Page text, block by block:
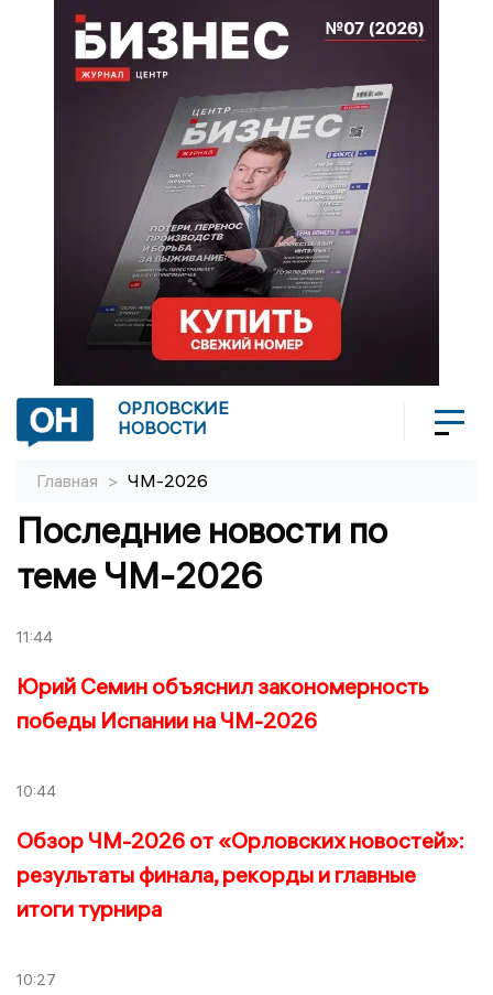
ОРЛОВСКИЕ
НОВОСТИ
Главная > ЧМ-2026
Последние новости по
теме ЧМ-2026
11:44
Юрий Семин объяснил закономерность
победы Испании на ЧМ-2026
10:44
Обзор ЧМ-2026 от «Орловских новостей»:
результаты финала, рекорды и главные
итоги турнира
10:27